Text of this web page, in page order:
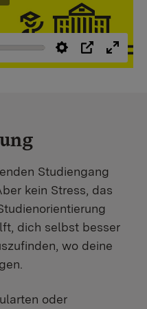
Einstellungen
PIP
Studiengang
kein Stress, das
dich selbst besser
wo deine
oder